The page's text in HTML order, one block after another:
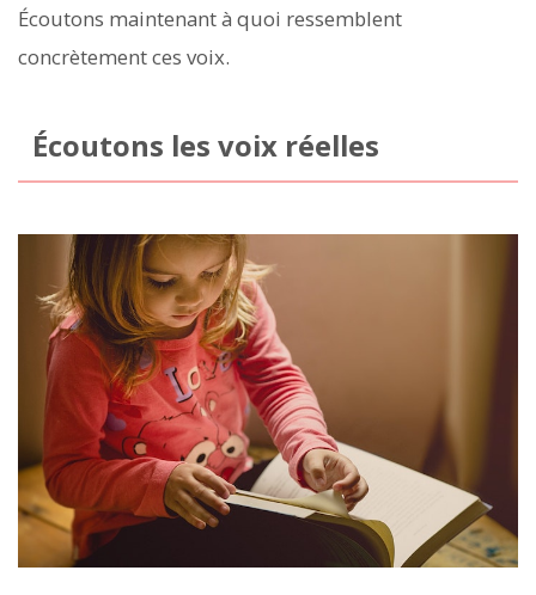
Écoutons maintenant à quoi ressemblent
concrètement ces voix.
Écoutons les voix réelles